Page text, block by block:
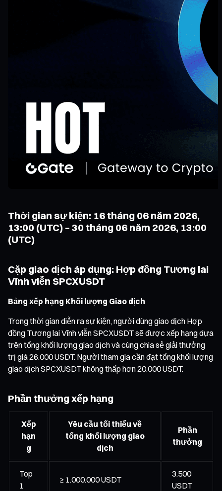
Thời gian sự kiện: 16 tháng 06 năm 2026,
13:00 (UTC) – 30 tháng 06 năm 2026, 13:00
(UTC)
Cặp giao dịch áp dụng: Hợp đồng Tương lai
Vĩnh viễn SPCXUSDT
Bảng xếp hạng Khối lượng Giao dịch
Trong thời gian diễn ra sự kiện, người dùng giao dịch Hợp
đồng Tương lai Vĩnh viễn SPCXUSDT sẽ được xếp hạng dựa
trên tổng khối lượng giao dịch và cùng chia sẻ giải thưởng
trị giá 26.000 USDT. Người tham gia cần đạt tổng khối lượng
giao dịch SPCXUSDT không thấp hơn 20.000 USDT.
Phần thưởng xếp hạng
Xếp
hạn
g
Yêu cầu tối thiểu về
tổng khối lượng giao
dịch
Phần
thưởng
Top
1
≥ 1.000.000 USDT
3.500
USDT